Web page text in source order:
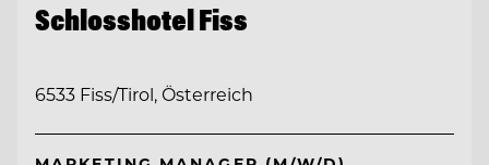
Schlosshotel Fiss
6533 Fiss/Tirol, Österreich